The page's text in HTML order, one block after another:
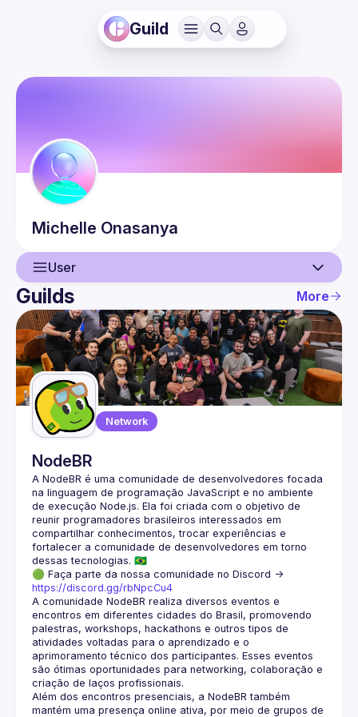
Guild
Michelle Onasanya
User
User
Events
Guilds
Guilds More
Network
NodeBR
A NodeBR é uma comunidade de desenvolvedores focada
na linguagem de programação JavaScript e no ambiente
de execução Node.js. Ela foi criada com o objetivo de
reunir programadores brasileiros interessados em
compartilhar conhecimentos, trocar experiências e
fortalecer a comunidade de desenvolvedores em torno
🟢 Faça parte da nossa comunidade no Discord ->
https://discord.gg/rbNpcCu4
A comunidade NodeBR realiza diversos eventos e
encontros em diferentes cidades do Brasil, promovendo
palestras, workshops, hackathons e outros tipos de
atividades voltadas para o aprendizado e o
aprimoramento técnico dos participantes. Esses eventos
são ótimas oportunidades para networking, colaboração e
Além dos encontros presenciais, a NodeBR também
mantém uma presença online ativa, por meio de grupos de